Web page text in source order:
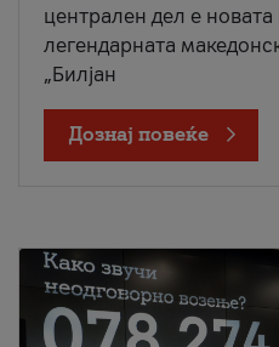
централен дел е новата
легендарната
„Билјан
Дознај повеќе